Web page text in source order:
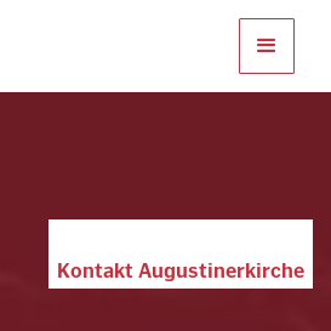
Kontakt Augustinerkirche